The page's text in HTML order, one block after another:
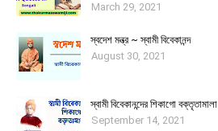
March 29, 2021
স্বদেশ মন্ত্র ~ স্বামী বিবেকানন্দ
August 30, 2021
স্বামী বিবেকানন্দের শিকাগাে বক্তৃতামালা
September 14, 2021